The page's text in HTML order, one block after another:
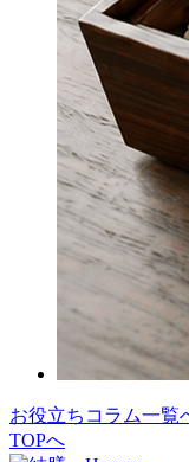
お役立ちコラム一覧
TOPへ